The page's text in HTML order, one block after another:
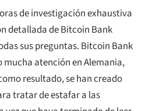
de investigación exhaustiva
detallada de Bitcoin Bank
sus preguntas. Bitcoin Bank
atención en Alemania,
resultado, se han creado
tratar de estafar a las